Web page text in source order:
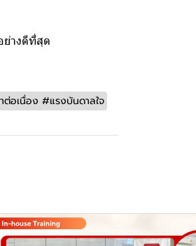
างดีที่สุด
อเนื่อง #แรงบันดาลใจ